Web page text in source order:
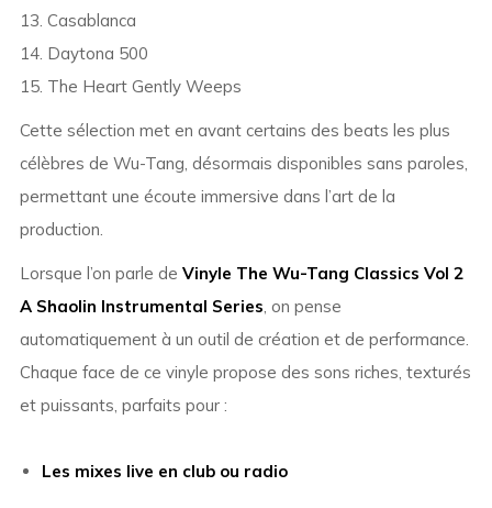
13. Casablanca
14. Daytona 500
15. The Heart Gently Weeps
Cette sélection met en avant certains des beats les plus
célèbres de Wu-Tang, désormais disponibles sans paroles,
permettant une écoute immersive dans l’art de la
production.
Lorsque l’on parle de Vinyle The Wu-Tang Classics Vol 2
A Shaolin Instrumental Series, on pense
automatiquement à un outil de création et de performance.
Chaque face de ce vinyle propose des sons riches, texturés
et puissants, parfaits pour :
Les mixes live en club ou radio